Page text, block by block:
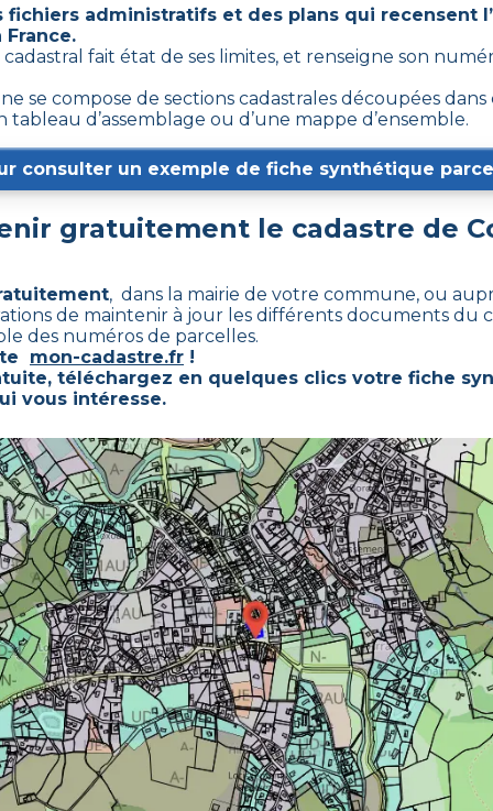
fichiers administratifs et des plans qui recensent
fait état de ses limites, et renseigne son
se compose de sections cadastrales découpées
d’assemblage ou d’une mappe d’ensemble.
consulter un exemple de fiche synthétique
gratuitement le cadastre de
, dans la mairie de votre commune, ou
de maintenir à jour les différents documents du
des numéros de parcelles.
mon-cadastre.fr !
téléchargez en quelques clics votre fiche
vous intéresse.